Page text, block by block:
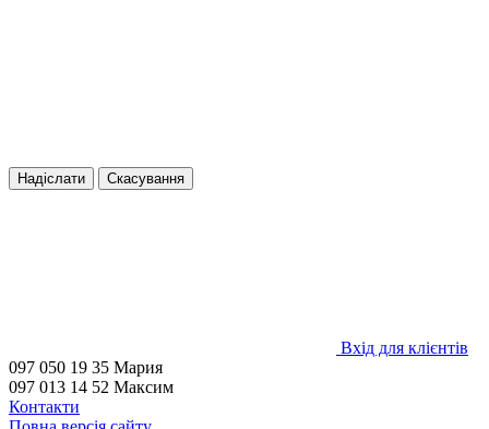
Надіслати Скасування
Вхід для клієнтів
097 050 19 35 Мария
097 013 14 52 Максим
Контакти